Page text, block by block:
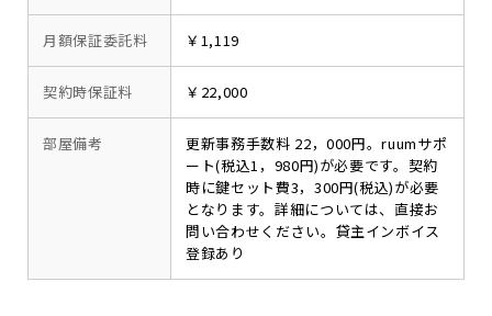
月額保証委託料 ￥1,119
契約時保証料 ￥22,000
部屋備考
更新事務手数料 22，000円。ruumサポ
ート(税込1，980円)が必要です。契約
時に鍵セット費3，300円(税込)が必要
となります。詳細については、直接お
問い合わせください。貸主インボイス
登録あり